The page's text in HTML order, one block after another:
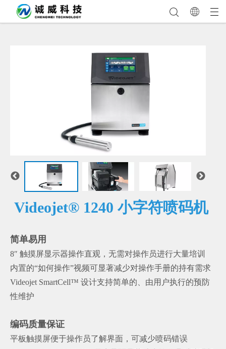
Videojet® 1240 小字符喷码机
简单易用
8″ 触摸屏显示器操作直观，无需对操作员进行大量培训
内置的“如何操作”视频可显著减少对操作手册的持有需求
Videojet SmartCell™ 设计支持简单的、由用户执行的预防
性维护
编码质量保证
平板触摸屏便于操作员了解界面，可减少喷码错误